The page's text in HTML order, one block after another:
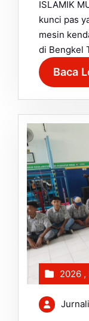
ISLAMIK
kunci pas
mesin
di Bengkel
Baca
2026 ,